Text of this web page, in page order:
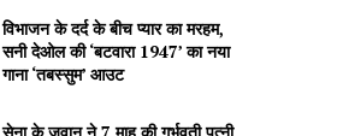
विभाजन के दर्द के बीच प्यार का मरहम,
सनी देओल की ‘बटवारा 1947’ का नया
गाना ‘तबस्सुम’ आउट